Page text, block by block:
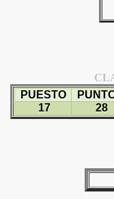
PUESTO
17
28